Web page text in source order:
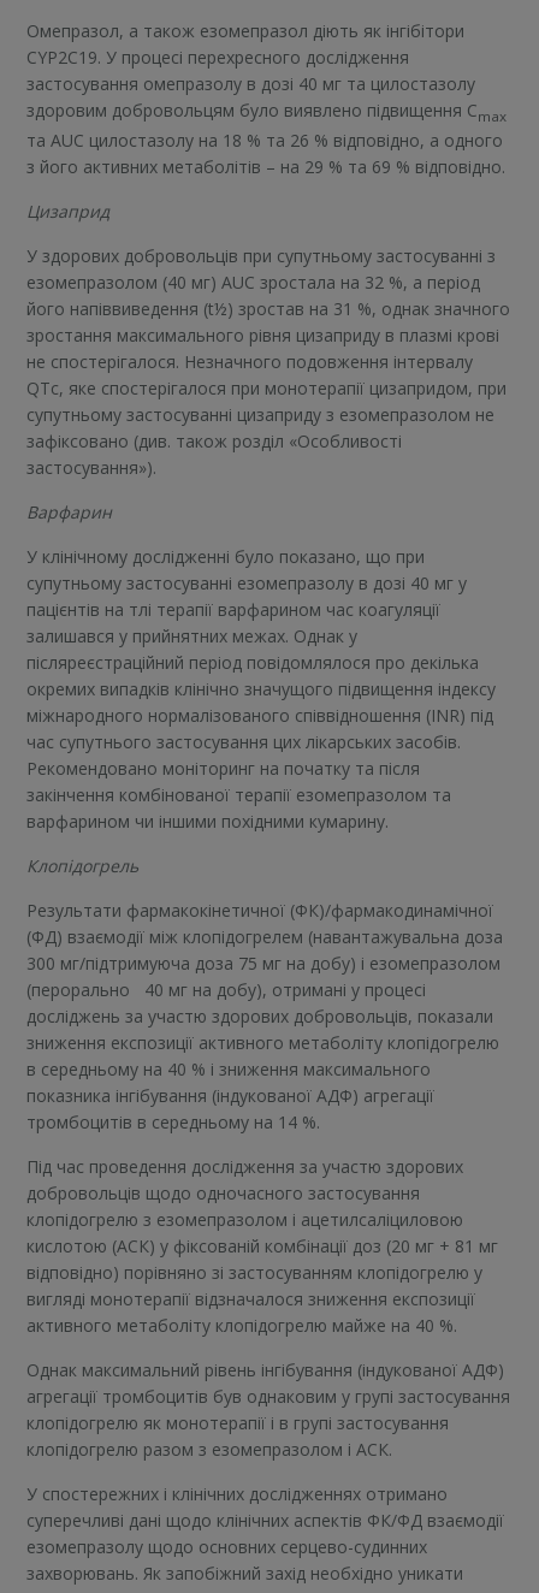
Омепразол, а також езомепразол діють як інгібітори
CYP2C19. У процесі перехресного дослідження
застосування омепразолу в дозі 40 мг та цилостазолу
здоровим добровольцям було виявлено підвищення Cmax
та AUC цилостазолу на 18 % та 26 % відповідно, а одного
з його активних метаболітів – на 29 % та 69 % відповідно.
Цизаприд
У здорових добровольців при супутньому застосуванні з
езомепразолом (40 мг) AUC зростала на 32 %, а період
його напіввиведення (t½) зростав на 31 %, однак значного
зростання максимального рівня цизаприду в плазмі крові
не спостерігалося. Незначного подовження інтервалу
QTc, яке спостерігалося при монотерапії цизапридом, при
супутньому застосуванні цизаприду з езомепразолом не
зафіксовано (див. також розділ «Особливості
застосування»).
Варфарин
У клінічному дослідженні було показано, що при
супутньому застосуванні езомепразолу в дозі 40 мг у
пацієнтів на тлі терапії варфарином час коагуляції
залишався у прийнятних межах. Однак у
післяреєстраційний період повідомлялося про декілька
окремих випадків клінічно значущого підвищення індексу
міжнародного нормалізованого співвідношення (INR) під
час супутнього застосування цих лікарських засобів.
Рекомендовано моніторинг на початку та після
закінчення комбінованої терапії езомепразолом та
варфарином чи іншими похідними кумарину.
Клопідогрель
Результати фармакокінетичної (ФК)/фармакодинамічної
(ФД) взаємодії між клопідогрелем (навантажувальна доза
300 мг/підтримуюча доза 75 мг на добу) і езомепразолом
(перорально 40 мг на добу), отримані у процесі
досліджень за участю здорових добровольців, показали
зниження експозиції активного метаболіту клопідогрелю
в середньому на 40 % і зниження максимального
показника інгібування (індукованої АДФ) агрегації
тромбоцитів в середньому на 14 %.
Під час проведення дослідження за участю здорових
добровольців щодо одночасного застосування
клопідогрелю з езомепразолом і ацетилсаліциловою
кислотою (АСК) у фіксованій комбінації доз (20 мг + 81 мг
відповідно) порівняно зі застосуванням клопідогрелю у
вигляді монотерапії відзначалося зниження експозиції
активного метаболіту клопідогрелю майже на 40 %.
Однак максимальний рівень інгібування (індукованої АДФ)
агрегації тромбоцитів був однаковим у групі застосування
клопідогрелю як монотерапії і в групі застосування
клопідогрелю разом з езомепразолом і АСК.
У спостережних і клінічних дослідженнях отримано
суперечливі дані щодо клінічних аспектів ФК/ФД взаємодії
езомепразолу щодо основних серцево-судинних
захворювань. Як запобіжний захід необхідно уникати